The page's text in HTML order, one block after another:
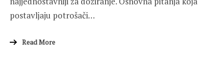
postavljaju potrošači…
Read More